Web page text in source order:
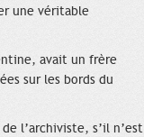
une véritable
avait un frère
sur les bords du
l’archiviste, s’il n’est